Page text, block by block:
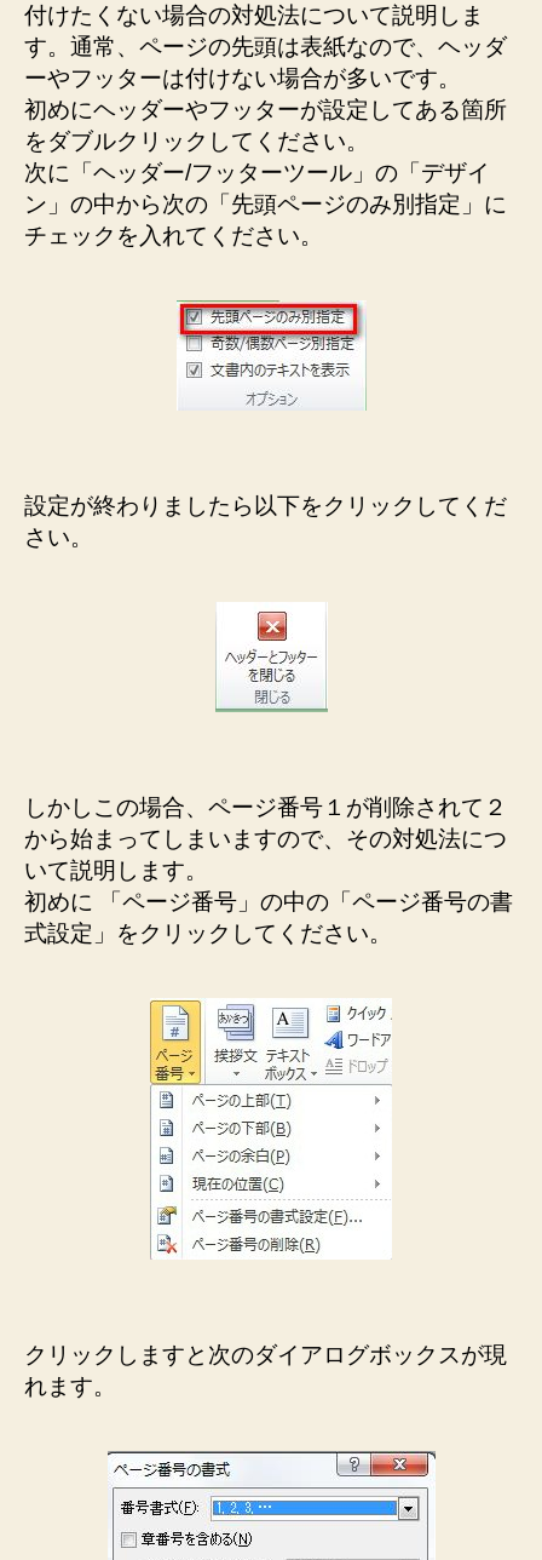
付けたくない場合の対処法について説明しま
す。通常、ページの先頭は表紙なので、ヘッダ
ーやフッターは付けない場合が多いです。
初めにヘッダーやフッターが設定してある箇所
をダブルクリックしてください。
次に「ヘッダー/フッターツール」の「デザイ
ン」の中から次の「先頭ページのみ別指定」に
チェックを入れてください。
設定が終わりましたら以下をクリックしてくだ
さい。
しかしこの場合、ページ番号１が削除されて２
から始まってしまいますので、その対処法につ
いて説明します。
初めに 「ページ番号」の中の「ページ番号の書
式設定」をクリックしてください。
クリックしますと次のダイアログボックスが現
れます。